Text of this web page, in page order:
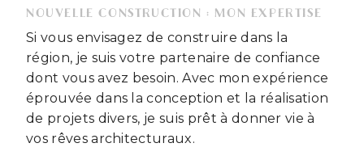
NOUVELLE CONSTRUCTION : MON EXPERTISE
Si vous envisagez de construire dans la
région, je suis votre partenaire de confiance
dont vous avez besoin. Avec mon expérience
éprouvée dans la conception et la réalisation
de projets divers, je suis prêt à donner vie à
vos rêves architecturaux.